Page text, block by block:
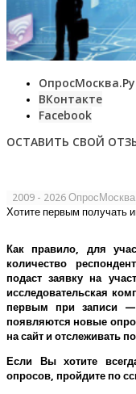
ОпросМосква.Ру
ВКонтакте
Facebook
ОСТАВИТЬ СВОЙ
2009 - 2026
Хотите первым получать
Как правило, для
количество
подаст заявку на
исследовательская
первым при записи —
появляются новые
на сайт и отслеживать
Если Вы хотите
опросов, пройдите по